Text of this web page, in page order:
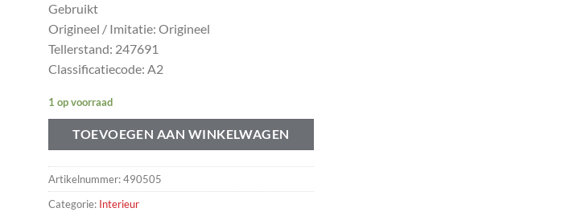
Gebruikt
Origineel / Imitatie: Origineel
Tellerstand: 247691
Classificatiecode: A2
1 op voorraad
TOEVOEGEN AAN WINKELWAGEN
Artikelnummer:490505
Categorie: Interieur